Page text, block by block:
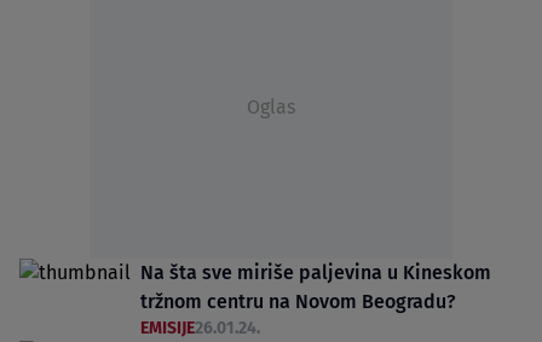
Oglas
Na šta sve miriše paljevina u Kineskom
tržnom centru na Novom Beogradu?
EMISIJE26.01.24.